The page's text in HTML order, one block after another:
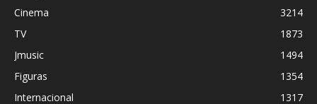
Cinema
3214
TV
1873
Jmusic
1494
Figuras
1354
Internacional
1317